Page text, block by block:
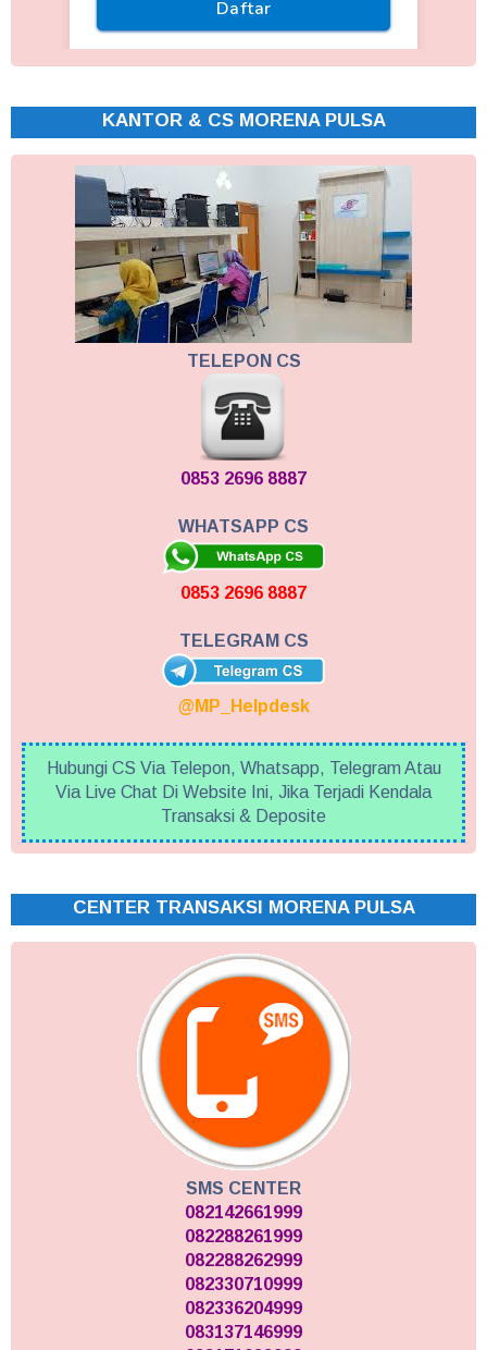
KANTOR & CS MORENA PULSA
TELEPON CS
0853 2696 8887
WHATSAPP CS
0853 2696 8887
TELEGRAM CS
@MP_Helpdesk
Hubungi CS Via Telepon, Whatsapp, Telegram Atau
Via Live Chat Di Website Ini, Jika Terjadi Kendala
Transaksi & Deposite
CENTER TRANSAKSI MORENA PULSA
SMS CENTER
082142661999
082288261999
082288262999
082330710999
082336204999
083137146999